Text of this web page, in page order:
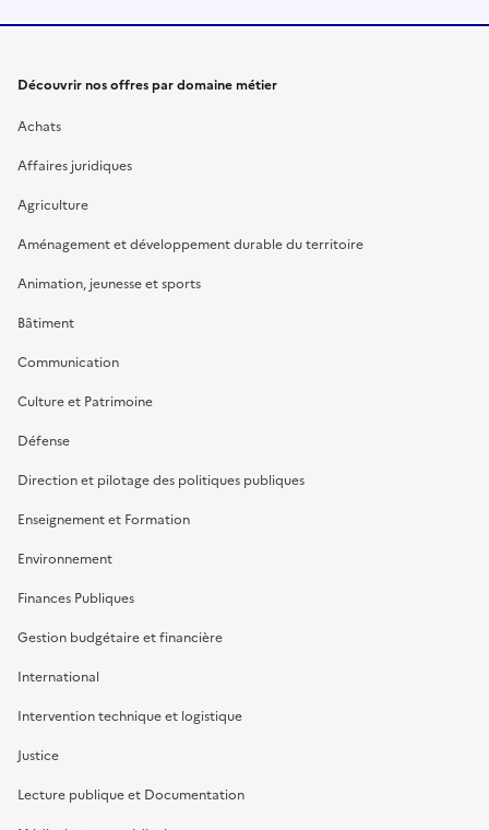
Découvrir nos offres par domaine métier
Achats
Affaires juridiques
Agriculture
Aménagement et développement durable du territoire
Animation, jeunesse et sports
Bâtiment
Communication
Culture et Patrimoine
Défense
Direction et pilotage des politiques publiques
Enseignement et Formation
Environnement
Finances Publiques
Gestion budgétaire et financière
International
Intervention technique et logistique
Justice
Lecture publique et Documentation